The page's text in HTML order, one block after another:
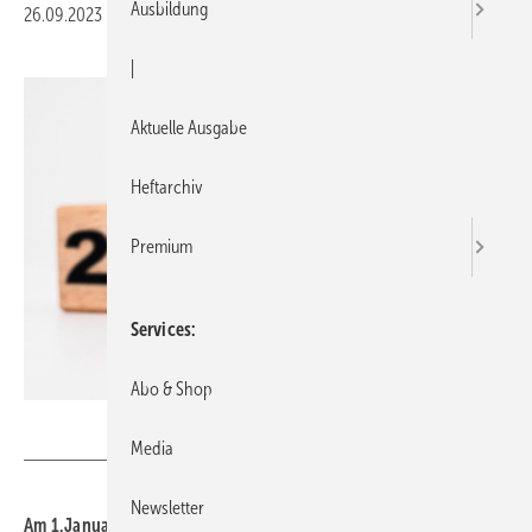
26.09.2023 Druckvorschau
Am 1. Januar 2024 tritt die GEG-Novelle mit Regelungen zum
Ausbildung
Aktuelle Ausgabe
Heftarchiv
Premium
Services
Abo & Shop
Media
Newsletter